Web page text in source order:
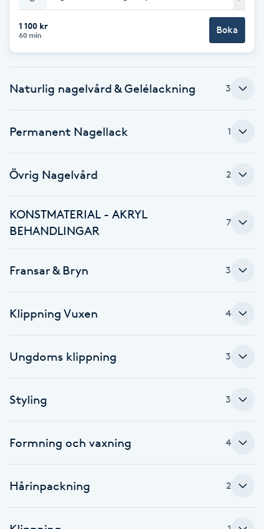
Babylights
Balayage
Bambumassage
Barnklippning
Blowout
Bottenfärg
Brynfärgning
Brynplockning
C
Coachning
1 100 kr
60 min Boka
Naturlig nagelvård & Gelélackning 3
Permanent Nagellack 1
Övrig Nagelvård 2
KONSTMATERIAL - AKRYL
BEHANDLINGAR
7
Fransar & Bryn 3
Klippning Vuxen 4
Ungdoms klippning 3
Styling 3
Formning och vaxning 4
Hårinpackning 2